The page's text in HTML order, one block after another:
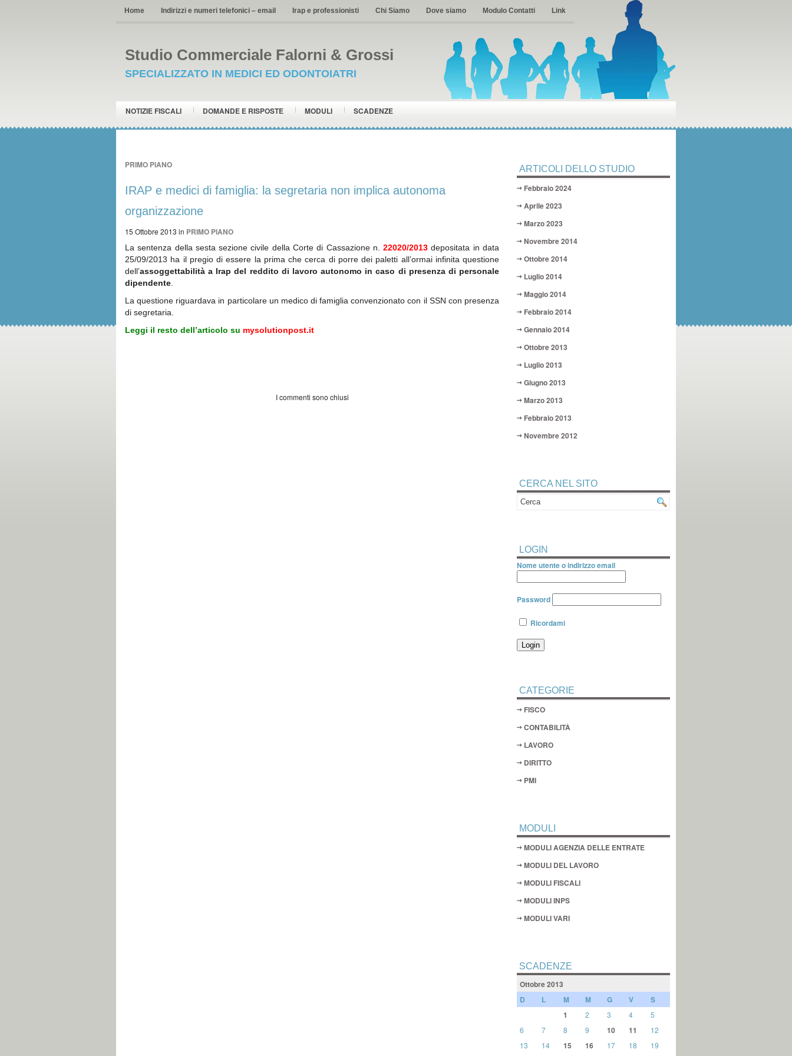
Home Indirizzi e numeri telefonici – email Irap e professionisti Chi Siamo Dove siamo Modulo Contatti Link
Studio Commerciale Falorni & Grossi
SPECIALIZZATO IN MEDICI ED ODONTOIATRI
NOTIZIE FISCALI DOMANDE E RISPOSTE MODULI SCADENZE
PRIMO PIANO
IRAP e medici di famiglia: la segretaria non implica autonoma
organizzazione
15 Ottobre 2013 in PRIMO PIANO
La sentenza della sesta sezione civile della Corte di Cassazione n.22020/2013 depositata in data
25/09/2013 ha il pregio di essere la prima che cerca di porre dei paletti all’ormai infinita questione
dell’assoggettabilità a Irap del reddito di lavoro autonomo in caso di presenza di personale
dipendente
La questione riguardava in particolare un medico di famiglia convenzionato con il SSN con presenza
di segretaria.
Leggi il resto dell’articolo su mysolutionpost.it
I commenti sono chiusi
ARTICOLI DELLO STUDIO
Febbraio 2024
Aprile 2023
Marzo 2023
Novembre 2014
Ottobre 2014
Luglio 2014
Maggio 2014
Febbraio 2014
Gennaio 2014
Ottobre 2013
Luglio 2013
Giugno 2013
Marzo 2013
Febbraio 2013
Novembre 2012
CERCA NEL SITO
LOGIN
Nome utente o indirizzo email
Password
Ricordami
CATEGORIE
FISCO
CONTABILITÀ
LAVORO
DIRITTO
PMI
MODULI
MODULI AGENZIA DELLE ENTRATE
MODULI DEL LAVORO
MODULI FISCALI
MODULI INPS
MODULI VARI
SCADENZE
Ottobre 2013
D
L M M G V
S
1
2 3 4
5
6
7 8 9 10 11
12
13
14 15 16 17 18
19